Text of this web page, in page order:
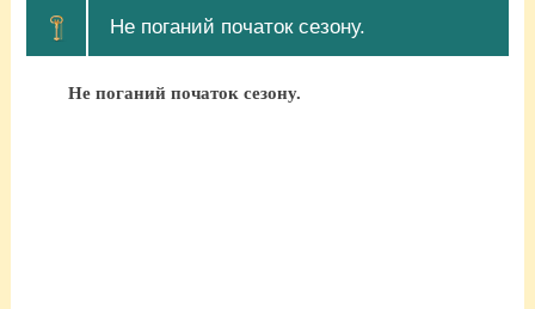
Не поганий початок сезону.
Не поганий початок сезону.